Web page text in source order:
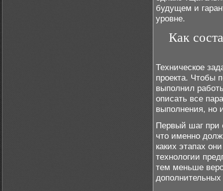
будущем и
уровне.
Как
Техническое
проекта. Чтобы
выполнил
описать все
выполнения, но
Первый шаг при
что именно
каких этапах
технологии
тем меньше
дополнительных